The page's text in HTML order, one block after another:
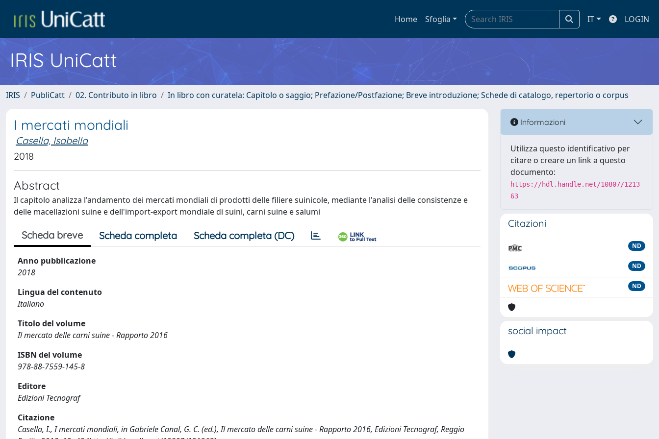
Home Sfoglia IT LOGIN
IRIS UniCatt
IRIS PubliCatt 02. Contributo in libro In libro con curatela: Capitolo o saggio; Prefazione/Postfazione; Breve introduzione; Schede di catalogo, repertorio o corpus
I mercati mondiali
Casella, Isabella
2018
Abstract
Il capitolo analizza l'andamento dei mercati mondiali di prodotti delle filiere suinicole, mediante l'analisi delle consistenze e
delle macellazioni suine e dell'import-export mondiale di suini, carni suine e salumi
Scheda breve Scheda completa Scheda completa (DC)
Anno pubblicazione
2018
Lingua del contenuto
Italiano
Titolo del volume
Il mercato delle carni suine - Rapporto 2016
ISBN del volume
978-88-7559-145-8
Editore
Edizioni Tecnograf
Citazione
Casella, I., I mercati mondiali, in Gabriele Canal, G. C. (ed.), Il mercato delle carni suine - Rapporto 2016, Edizioni Tecnograf, Reggio
Informazioni
Utilizza questo identificativo per
citare o creare un link a questo
documento:
https://hdl.handle.net/10807/1213
63
Citazioni
ND
ND
ND
social impact